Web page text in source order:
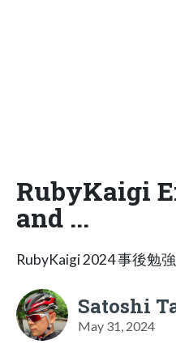
RubyKaigi
and ...
RubyKaigi 2024 事後勉
Satoshi
May 31, 2024